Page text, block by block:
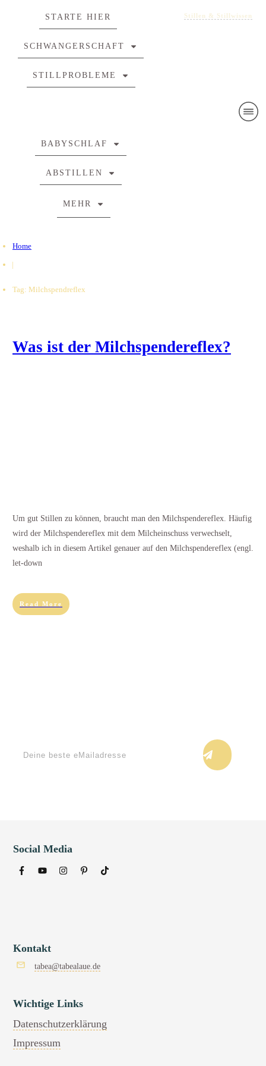
STARTE HIER
SCHWANGERSCHAFT
STILLPROBLEME
BABYSCHLAF
ABSTILLEN
MEHR
Home
|
Tag: Milchspendreflex
Was ist der Milchspendereflex?
Stillen & Stillwissen
Um gut Stillen zu können, braucht man den Milchspendereflex. Häufig
wird der Milchspendereflex mit dem Milcheinschuss verwechselt,
weshalb ich in diesem Artikel genauer auf den Milchspendereflex (engl.
let-down
Read More
Social Media
Kontakt
tabea@tabealaue.de
Wichtige Links
Datenschutzerklärung
Impressum